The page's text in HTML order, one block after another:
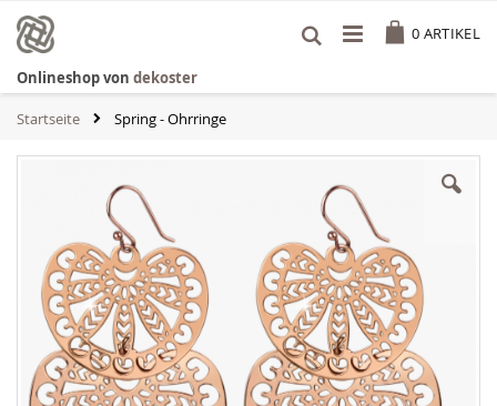
Inhalt
springen
0 ARTIKEL
Onlineshop von dekoster
Startseite Spring - Ohrringe
springen